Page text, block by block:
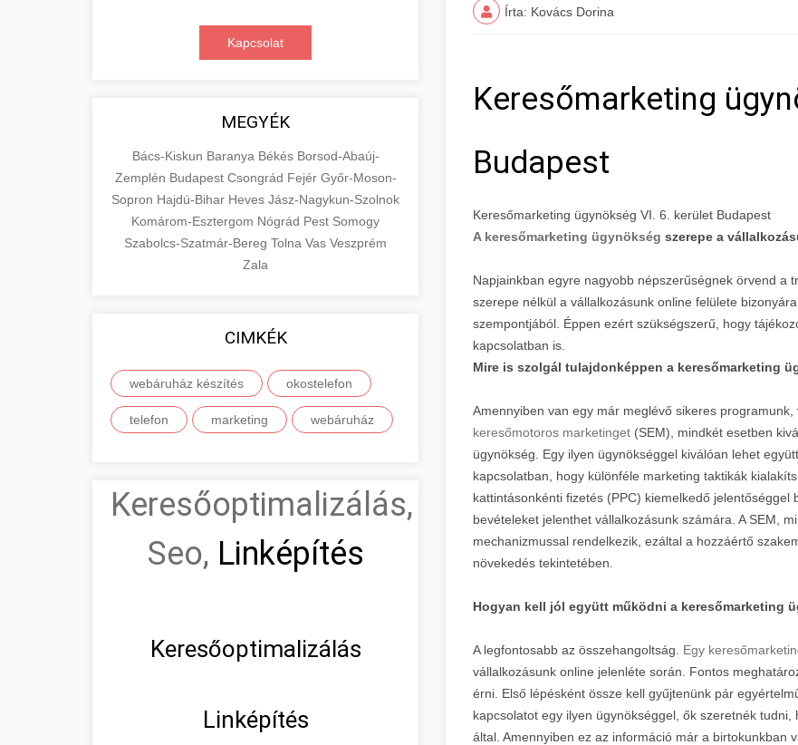
Kapcsolat
MEGYÉK
Bács-Kiskun Baranya Békés Borsod-Abaúj-
Zemplén Budapest Csongrád Fejér Győr-Moson-
Sopron Hajdú-Bihar Heves Jász-Nagykun-Szolnok
Komárom-Esztergom Nógrád Pest Somogy
Szabolcs-Szatmár-Bereg Tolna Vas Veszprém
Zala
CIMKÉK
webáruház készítés okostelefon
telefon marketing webáruház
Keresőoptimalizálás,
Seo, Linképítés
Keresőoptimalizálás
Linképítés
Írta: Kovács Dorina
Keresőmarketing
Budapest
Keresőmarketing ügynökség VI. 6. kerület Budapest
A keresőmarketing ügynökség szerepe a
Napjainkban egyre nagyobb népszerűségnek örvend a
szerepe nélkül a vállalkozásunk online felülete
szempontjából. Éppen ezért szükségszerű, hogy
kapcsolatban is.
Mire is szolgál tulajdonképpen a keresőmarketing
Amennyiben van egy már meglévő sikeres
keresőmotoros marketinget (SEM), mindkét esetben
ügynökség. Egy ilyen ügynökséggel kiválóan lehet
kapcsolatban, hogy különféle marketing taktikák
kattintásonkénti fizetés (PPC) kiemelkedő
bevételeket jelenthet vállalkozásunk számára. A SEM,
mechanizmussal rendelkezik, ezáltal a hozzáértő
növekedés tekintetében.
Hogyan kell jól együtt működni a keresőmarketing
A legfontosabb az összehangoltság. Egy
vállalkozásunk online jelenléte során. Fontos
érni. Első lépésként össze kell gyűjtenünk pár
kapcsolatot egy ilyen ügynökséggel, ők szeretnék
által. Amennyiben ez az információ már a birtokunkban